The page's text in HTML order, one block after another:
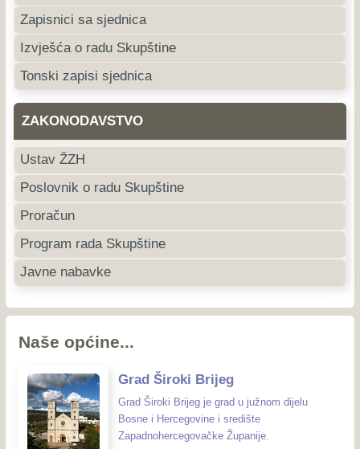
Zapisnici sa sjednica
Izvješća o radu Skupštine
Tonski zapisi sjednica
ZAKONODAVSTVO
Ustav ŽZH
Poslovnik o radu Skupštine
Proračun
Program rada Skupštine
Javne nabavke
Naše općine...
Grad Široki Brijeg
Grad Široki Brijeg je grad u južnom dijelu
Bosne i Hercegovine i središte
Zapadnohercegovačke Županije.